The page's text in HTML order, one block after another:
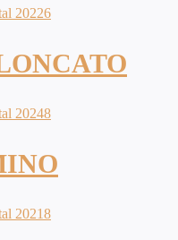
20226
20248
20218